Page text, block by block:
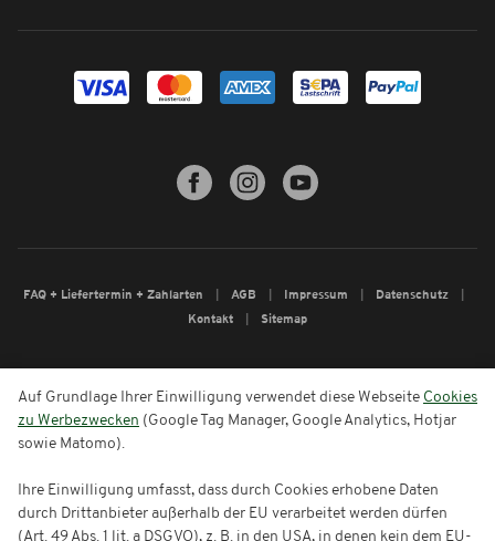
FAQ + Liefertermin + Zahlarten AGB Impressum
Datenschutz
Kontakt
Sitemap
Auf Grundlage Ihrer Einwilligung verwendet diese Webseite Cookies
zu Werbezwecken (Google Tag Manager, Google Analytics, Hotjar
sowie Matomo).
Ihre Einwilligung umfasst, dass durch Cookies erhobene Daten
durch Drittanbieter außerhalb der EU verarbeitet werden dürfen
(Art. 49 Abs. 1 lit. a DSGVO), z. B. in den USA, in denen kein dem EU-